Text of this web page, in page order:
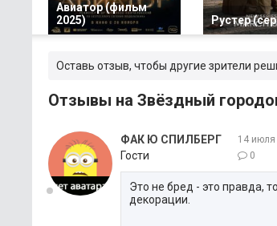
Авиатор (фильм
2025)
Рустер
Оставь отзыв, чтобы другие зрители
Отзывы на Звёздный
ФАК Ю СПИЛБЕРГ
Гости
14 июля
0
Это не бред - это правда,
декорации.